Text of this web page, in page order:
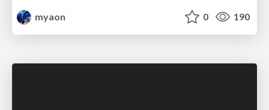
myaon
0 190